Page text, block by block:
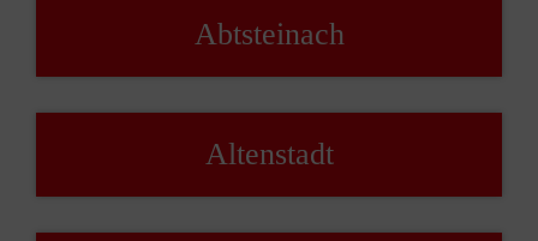
Abtsteinach
Altenstadt